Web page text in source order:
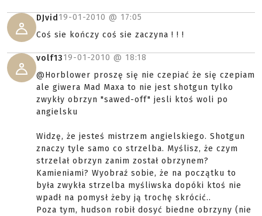
DJvid 19-01-2010 @ 17:05
Coś sie kończy coś sie zaczyna ! ! !
volf1319-01-2010 @ 18:18
@Horblower proszę się nie czepiać że się czepiam
ale giwera Mad Maxa to nie jest shotgun tylko
zwykły obrzyn "sawed-off" jesli ktoś woli po
angielsku
Widzę, że jesteś mistrzem angielskiego. Shotgun
znaczy tyle samo co strzelba. Myślisz, że czym
strzelał obrzyn zanim został obrzynem?
Kamieniami? Wyobraź sobie, że na początku to
była zwykła strzelba myśliwska dopóki ktoś nie
wpadł na pomysł żeby ją trochę skrócić..
Poza tym, hudson robił dosyć biedne obrzyny (nie